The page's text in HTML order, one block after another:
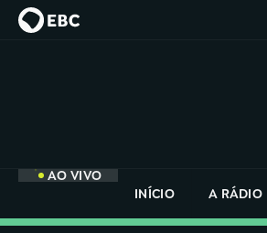
AO VIVO
INÍCIO
A RÁDIO